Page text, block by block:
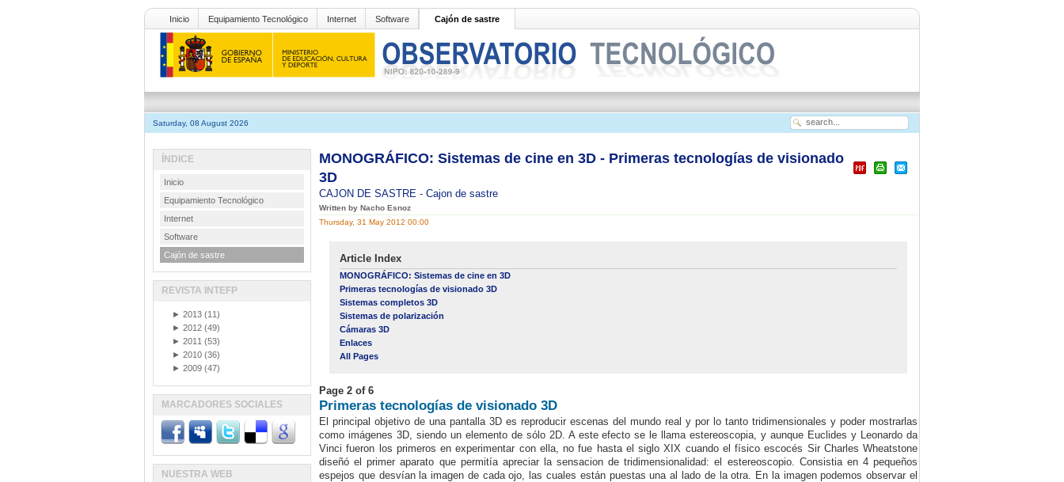
Inicio Equipamiento Tecnológico Internet Software Cajón de sastre
Saturday, 08 August 2026
MONOGRÁFICO: Sistemas de cine en 3D - Primeras tecnologías de visionado
3D
CAJON DE SASTRE - Cajon de sastre
Written by Nacho Esnoz
Thursday, 31 May 2012 00:00
Article Index
MONOGRÁFICO: Sistemas de cine en 3D
Primeras tecnologías de visionado 3D
Sistemas completos 3D
Sistemas de polarización
Cámaras 3D
Enlaces
All Pages
Page 2 of 6
Primeras tecnologías de visionado 3D
El principal objetivo de una pantalla 3D es reproducir escenas del mundo real y por lo tanto tridimensionales y poder mostrarlas
como imágenes 3D, siendo un elemento de sólo 2D. A este efecto se le llama estereoscopia, y aunque Euclides y Leonardo da
Vinci fueron los primeros en experimentar con ella, no fue hasta el siglo XIX cuando el físico escocés Sir Charles Wheatstone
diseñó el primer aparato que permitía apreciar la sensacion de tridimensionalidad: el estereoscopio. Consistia en 4 pequeños
espejos que desvían la imagen de cada ojo, las cuales están puestas una al lado de la otra. En la imagen podemos observar el
ÍNDICE
Inicio
Equipamiento Tecnológico
Internet
Software
Cajón de sastre
REVISTA INTEFP
► 2013 (11)
► 2012 (49)
► 2011 (53)
► 2010 (36)
► 2009 (47)
MARCADORES SOCIALES
NUESTRA WEB